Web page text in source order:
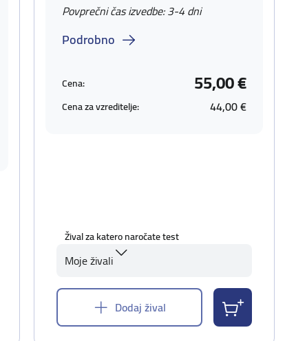
Povprečni čas izvedbe: 3-4 dni
Podrobno
Cena: 55,00 €
Cena za vzreditelje: 44,00 €
Žival za katero naročate test
Moje živali
Dodaj žival